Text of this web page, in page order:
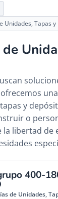
Unidades, Tapas
y
o
libertad de
400-
de Unidades,